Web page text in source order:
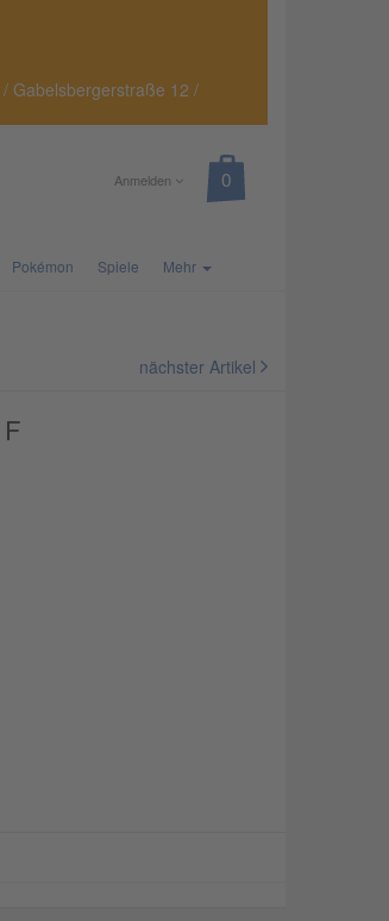
Gabelsbergerstraße 12 /
Anmelden
Pokémon Spiele Mehr
nächster Artikel